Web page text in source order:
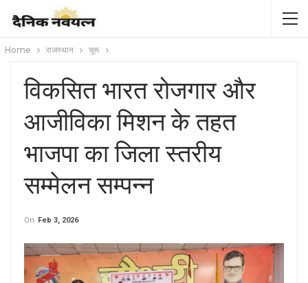
Home राजस्थान चूरू
विकसित भारत रोजगार और
आजीविका मिशन के तहत
भाजपा का जिला स्तरीय
सम्मेलन सम्पन्न
On Feb 3, 2026